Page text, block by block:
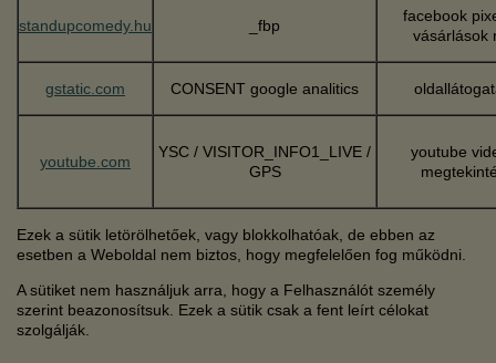
standupcomedy.hu _fbp
facebook
vásárlások
gstatic.com CONSENT google analitics
youtube.com
YSC / VISITOR_INFO1_LIVE /
GPS
youtube
Ezek a sütik letörölhetőek, vagy blokkolhatóak, de ebben az
esetben a Weboldal nem biztos, hogy megfelelően fog működni.
A sütiket nem használjuk arra, hogy a Felhasználót személy
szerint beazonosítsuk. Ezek a sütik csak a fent leírt célokat
szolgálják.